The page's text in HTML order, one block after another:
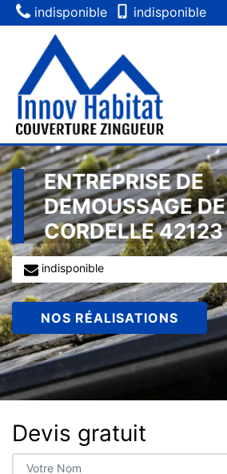
indisponible indisponible
ENTREPRISE DE
DEMOUSSAGE
CORDELLE 42123
indisponible
NOS RÉALISATIONS
Devis gratuit